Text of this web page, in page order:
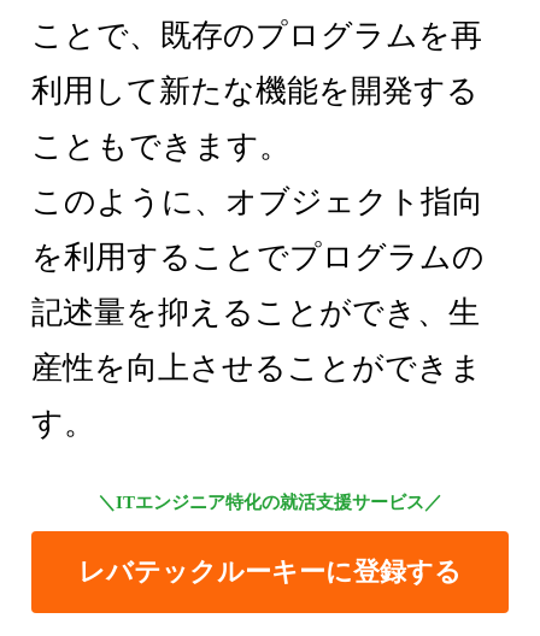
ことで、既存のプログラムを再
利用して新たな機能を開発する
こともできます。
このように、オブジェクト指向
を利用することでプログラムの
記述量を抑えることができ、生
産性を向上させることができま
す。
＼ITエンジニア特化の就活支援サービス／
レバテックルーキーに登録する